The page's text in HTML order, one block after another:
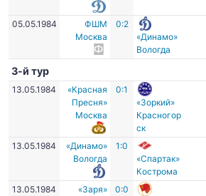
05.05.1984
ФШМ
Москва
0:2
«Динамо»
Вологда
3-й тур
13.05.1984
«Красная
Пресня»
Москва
0:1
«Зоркий»
Красногор
ск
13.05.1984
«Динамо»
Вологда
1:0
«Спартак»
Кострома
13.05.1984
«Заря»
0:0